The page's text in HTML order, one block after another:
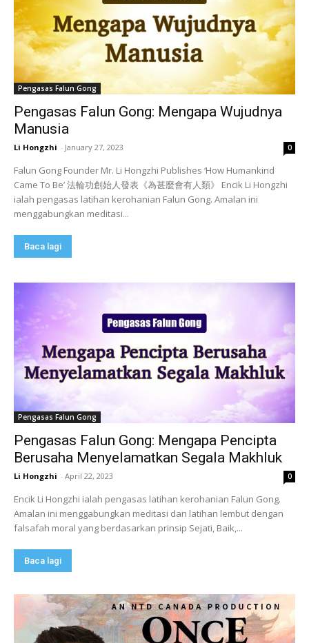
Pengasas Falun Gong
Pengasas Falun Gong: Mengapa Wujudnya
Manusia
Li Hongzhi - January 27, 2023 0
Falun Gong Founder Mr. Li Hongzhi Publishes ‘How Humankind
Came To Be’ 法輪功創始人發表《為甚麼會有人類》 Encik Li Hongzhi
ialah pengasas latihan kerohanian Falun Gong. Amalan ini
menggabungkan meditasi...
Baca lagi
Pengasas Falun Gong
Pengasas Falun Gong: Mengapa Pencipta
Berusaha Menyelamatkan Segala Makhluk
Li Hongzhi - April 22, 2023 0
Encik Li Hongzhi ialah pengasas latihan kerohanian Falun Gong.
Amalan ini menggabungkan meditasi dan latihan lembut dengan
falsafah moral yang berdasarkan prinsip Sejati, Baik,...
Baca lagi